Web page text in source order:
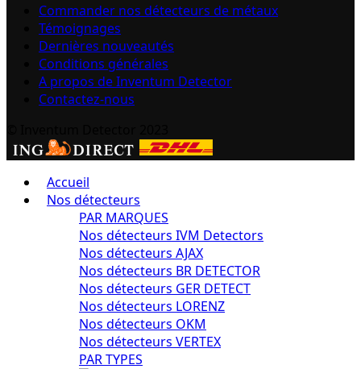
Commander nos détecteurs de métaux
Témoignages
Dernières nouveautés
Conditions générales
A propos de Inventum Detector
Contactez-nous
Accueil
Nos détecteurs
PAR MARQUES
Nos détecteurs IVM Detectors
Nos détecteurs AJAX
Nos détecteurs BR DETECTOR
Nos détecteurs GER DETECT
Nos détecteurs LORENZ
Nos détecteurs OKM
Nos détecteurs VERTEX
PAR TYPES